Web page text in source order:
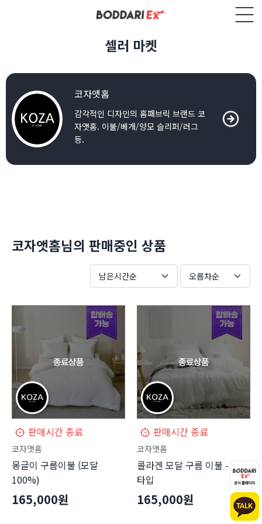
셀러 마켓
코자앳홈
감각적인 디자인의 홈패브릭 브랜드 코
자앳홈. 이불/베개/양모 슬리퍼/러그
등.
코자앳홈님의 판매중인 상품
남은시간순 오름차순
판매시간 종료
코자앳홈
몽글이 구름이불 (모달
100%)
165,000원
판매시간 종료
코자앳홈
콜라겐 모달 구름 이불 - 프릴
타입
165,000원